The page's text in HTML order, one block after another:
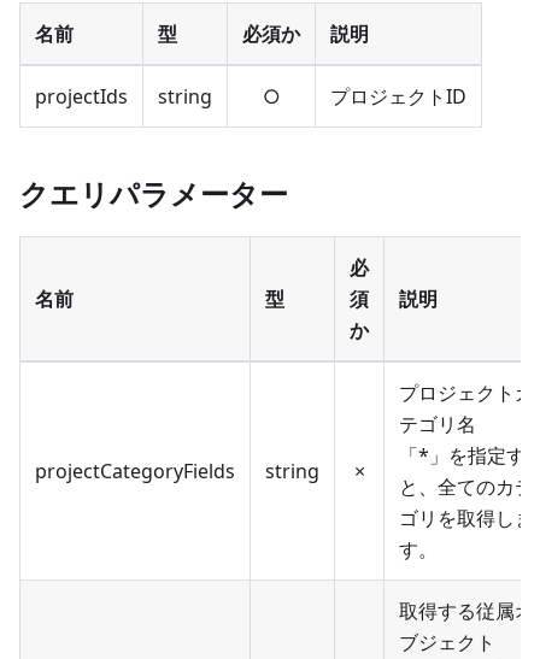
名前 型 必須か 説明
projectIds string ○ プロジェクトID
クエリパラメーター
名前 型
必
須
か
説明
projectCategoryFields string ×
プロジェクトカ
テゴリ名
「*」を指定す
と、全てのカテ
ゴリを取得しま
す。
取得する従属オ
ブジェクト